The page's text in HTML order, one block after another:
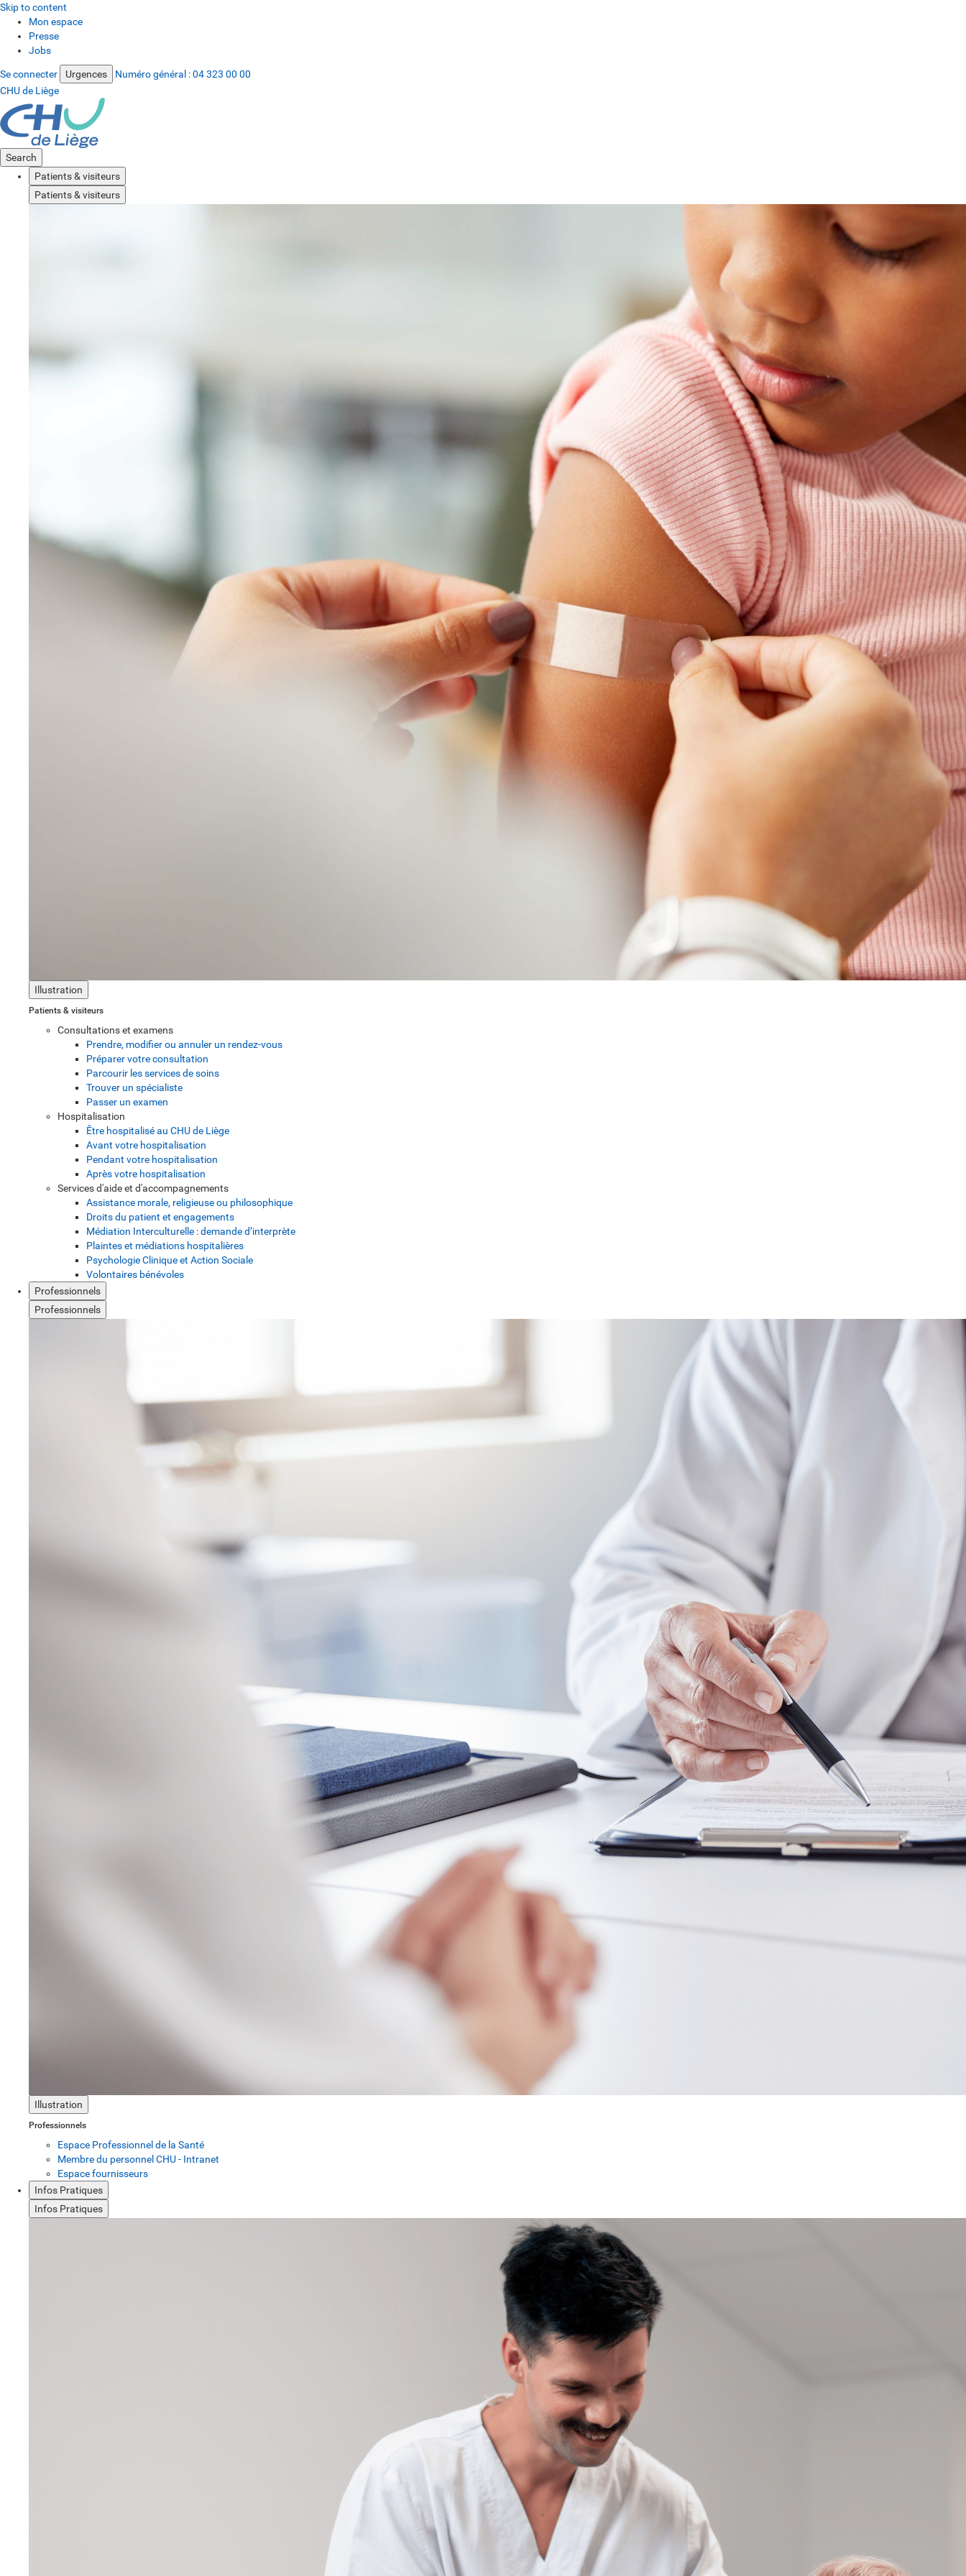
Skip to content
Mon espace
Presse
Jobs
Se connecter Urgences Numéro général :04 323 00 00
CHU de Liège
Search
Patients & visiteurs
Patients & visiteurs
Illustration
Patients & visiteurs
Consultations et examens
Prendre, modifier ou annuler un rendez-vous
Préparer votre consultation
Parcourir les services de soins
Trouver un spécialiste
Passer un examen
Hospitalisation
Être hospitalisé au CHU de Liège
Avant votre hospitalisation
Pendant votre hospitalisation
Après votre hospitalisation
Services d'aide et d'accompagnements
Assistance morale, religieuse ou philosophique
Droits du patient et engagements
Médiation Interculturelle : demande d’interprète
Plaintes et médiations hospitalières
Psychologie Clinique et Action Sociale
Volontaires bénévoles
Professionnels
Professionnels
Illustration
Professionnels
Espace Professionnel de la Santé
Membre du personnel CHU - Intranet
Espace fournisseurs
Infos Pratiques
Infos Pratiques